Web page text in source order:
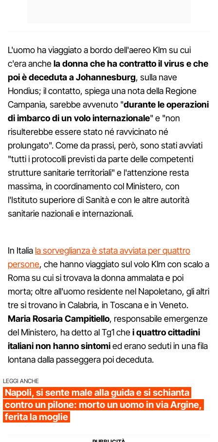
L'uomo ha viaggiato a bordo dell'aereo Klm su cui
c'era anchela donna che ha contratto il virus e che
poi è deceduta a Johannesburg, sulla nave
Hondius; il contatto, spiega una nota della Regione
Campania, sarebbe avvenuto "durante le operazioni
di imbarco di un volo internazionale" e "non
risulterebbe essere stato né ravvicinato né
prolungato". Come da prassi, però, sono stati avviati
"tutti i protocolli previsti da parte delle competenti
strutture sanitarie territoriali" e l'attenzione resta
massima, in coordinamento col Ministero, con
l'Istituto superiore di Sanità e con le altre autorità
sanitarie nazionali e internazionali.
In Italia la sorveglianza è stata avviata per quattro
persone, che hanno viaggiato sul volo Klm con scalo a
Roma su cui si trovava la donna ammalata e poi
morta; oltre all'uomo residente nel Napoletano, gli altri
tre si trovano in Calabria, in Toscana e in Veneto.
Maria Rosaria Campitiello, responsabile emergenze
del Ministero, ha detto al Tg1 chei quattro cittadini
italiani non hanno sintomied erano seduti in una fila
lontana dalla passeggera poi deceduta.
LEGGI ANCHE
Napoli, si sente male alla guida e si schianta
contro un pilone: morto un uomo in via Argine,
ferita la moglie